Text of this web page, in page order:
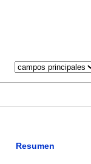
Resumen